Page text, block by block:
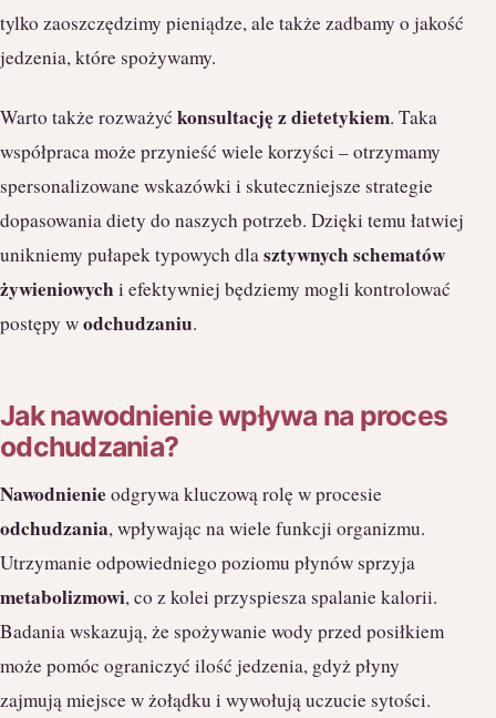
tylko zaoszczędzimy pieniądze, ale także zadbamy o jakość
jedzenia, które spożywamy.
Warto także rozważyć konsultację z dietetykiem. Taka
współpraca może przynieść wiele korzyści – otrzymamy
spersonalizowane wskazówki i skuteczniejsze strategie
dopasowania diety do naszych potrzeb. Dzięki temu łatwiej
unikniemy pułapek typowych dlasztywnych schematów
żywieniowych i efektywniej będziemy mogli kontrolować
postępy wodchudzaniu.
Jak nawodnienie wpływa na proces
odchudzania?
Nawodnienieodgrywa kluczową rolę w procesie
odchudzania, wpływając na wiele funkcji organizmu.
Utrzymanie odpowiedniego poziomu płynów sprzyja
metabolizmowi, co z kolei przyspiesza spalanie kalorii.
Badania wskazują, że spożywanie wody przed posiłkiem
może pomóc ograniczyć ilość jedzenia, gdyż płyny
zajmują miejsce w żołądku i wywołują uczucie sytości.